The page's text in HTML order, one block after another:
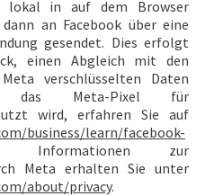
lokal in auf dem Browser
an Facebook über eine
gesendet. Dies erfolgt
einen Abgleich mit den
verschlüsselten Daten
das Meta-Pixel für
wird, erfahren Sie auf
business/learn/facebook-
Informationen zur
Meta erhalten Sie unter
about/privacy.